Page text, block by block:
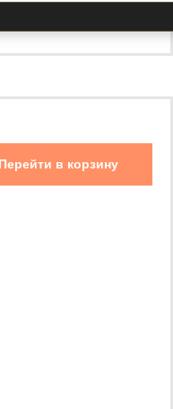
Перейти в корзину